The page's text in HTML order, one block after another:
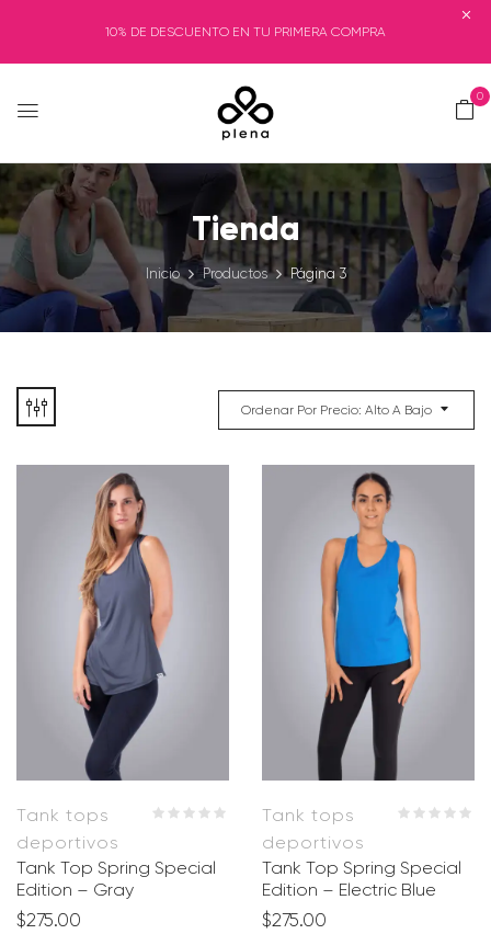
10% DE DESCUENTO EN TU PRIMERA COMPRA
0
Tienda
Inicio Productos Página 3
Ordenar Por Precio: Alto A Bajo
Tank tops
deportivos
Tank Top Spring Special
Edition – Gray
$275.00
Tank tops
deportivos
Tank Top Spring Special
Edition – Electric Blue
$275.00